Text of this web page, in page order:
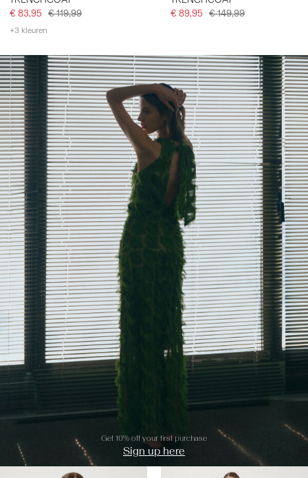
€ 83,95 € 119,99
+3 kleuren
€ 89,95 € 149,99
Get 10% off your first purchase
Sign up here
https://www.y-a-s.com/share?register=true